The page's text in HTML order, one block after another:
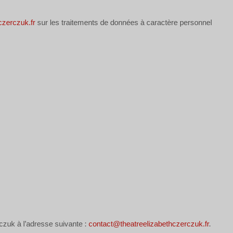
sur les traitements de données à caractère personnel
à l’adresse suivante : contact@theatreelizabethczerczuk.fr.